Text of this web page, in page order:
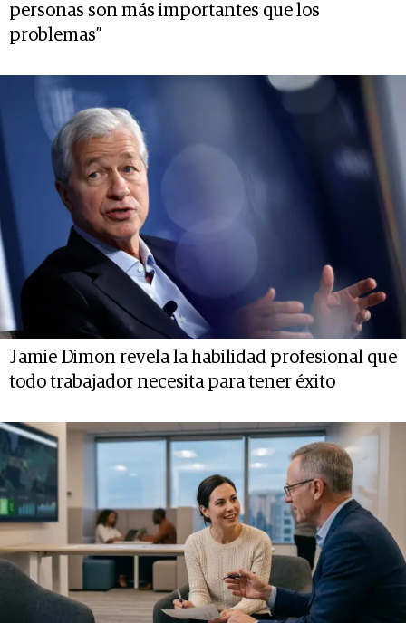
personas son más importantes que los
problemas”
Jamie Dimon revela la habilidad profesional que
todo trabajador necesita para tener éxito